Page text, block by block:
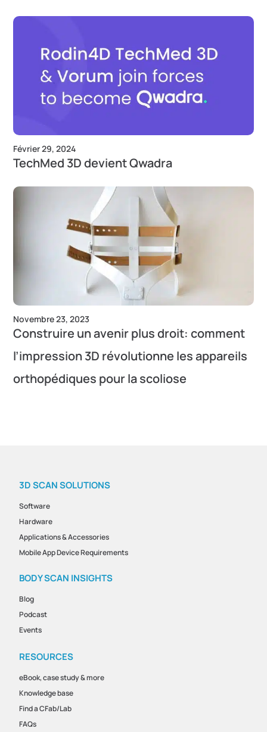
Février 29, 2024
TechMed 3D devient Qwadra
Novembre 23, 2023
Construire un avenir plus droit: comment
l’impression 3D révolutionne les appareils
orthopédiques pour la scoliose
3D SCAN SOLUTIONS
Software
Hardware
Applications & Accessories
Mobile App Device Requirements
BODY SCAN INSIGHTS
Blog
Podcast
Events
RESOURCES
eBook, case study & more
Knowledge base
Find a CFab/Lab
FAQs